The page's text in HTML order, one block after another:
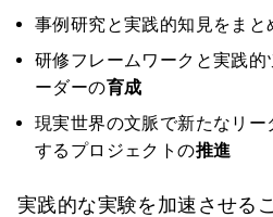
事例研究と実践的知見をま
研修フレームワークと実践的
ーダーの育成
現実世界の文脈で新たなリ
するプロジェクトの推進
実践的な実験を加速させる